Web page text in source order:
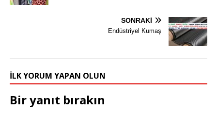
SONRAKI
Endüstriyel Kumaş
İLK YORUM YAPAN OLUN
Bir yanıt bırakın